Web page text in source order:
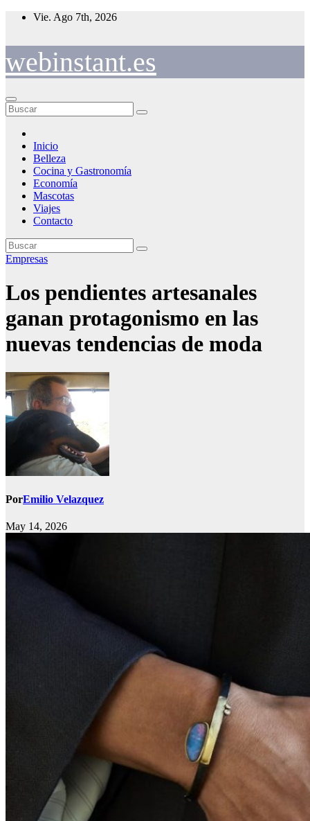
Saltar
Vie. Ago 7th, 2026
webinstant.es
Inicio
Belleza
Cocina y Gastronomía
Economía
Mascotas
Viajes
Contacto
Empresas
Los pendientes artesanales
ganan protagonismo en las
nuevas tendencias de moda
PorEmilio Velazquez
May 14, 2026